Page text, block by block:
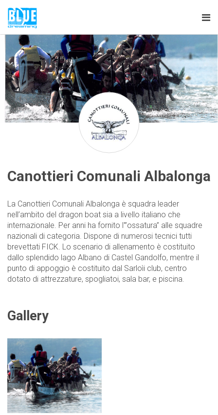
Canottieri Comunali Albalonga
La Canottieri Comunali Albalonga è squadra leader
nell’ambito del dragon boat sia a livello italiano che
internazionale. Per anni ha fornito l'”ossatura” alle squadre
nazionali di categoria. Dispone di numerosi tecnici tutti
brevettati FICK. Lo scenario di allenamento è costituito
dallo splendido lago Albano di Castel Gandolfo, mentre il
punto di appoggio è costituito dal Sarloìi club, centro
dotato di attrezzature, spogliatoi, sala bar, e piscina.
Gallery